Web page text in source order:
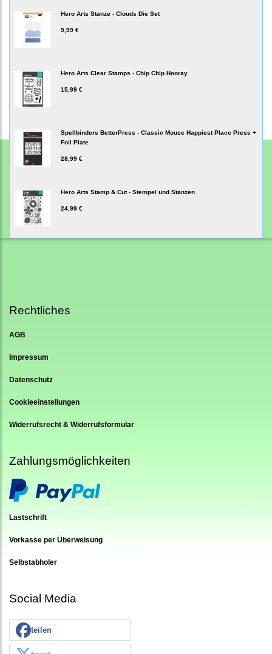
Hero Arts Stanze - Clouds Die Set
9,99 €
Hero Arts Clear Stamps - Chip Chip Hooray
15,99 €
Spellbinders BetterPress - Classic Mouse Happiest Place Press +
Foil Plate
28,99 €
Hero Arts Stamp & Cut - Stempel und Stanzen
24,99 €
Rechtliches
AGB
Impressum
Datenschutz
Cookieeinstellungen
Widerrufsrecht & Widerrufsformular
Zahlungsmöglichkeiten
Lastschrift
Vorkasse per Überweisung
Selbstabholer
Social Media
teilen